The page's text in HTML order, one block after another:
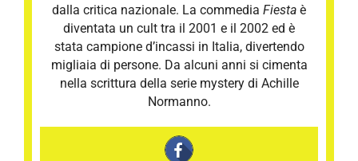
dalla critica nazionale. La commedia Fiesta è
diventata un cult tra il 2001 e il 2002 ed è
stata campione d’incassi in Italia, divertendo
migliaia di persone. Da alcuni anni si cimenta
nella scrittura della serie mystery di Achille
Normanno.